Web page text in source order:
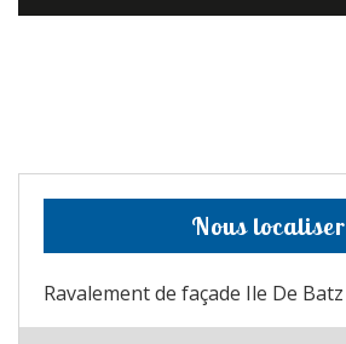
Nous localiser
Ravalement de façade Ile De Batz